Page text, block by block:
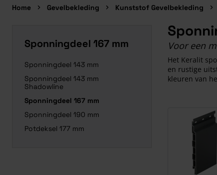
Home Gevelbekleding Kunststof Gevelbekleding
Sponningdeel 167 mm
Sponningdeel 143 mm
Sponningdeel 143 mm
Shadowline
Sponningdeel 167 mm
Sponningdeel 190 mm
Potdeksel 177 mm
Voor een
Het Keralit
en rustige
kleuren van
Druk om